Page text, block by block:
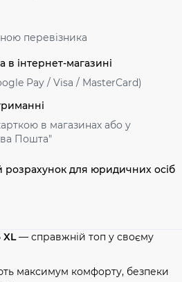
перевізника
в інтернет-магазині
Pay / Visa / MasterСard)
в магазинах або у
Пошта"
розрахунок для юридичних осіб
XL— справжній топ у своєму
максимум комфорту, безпеки